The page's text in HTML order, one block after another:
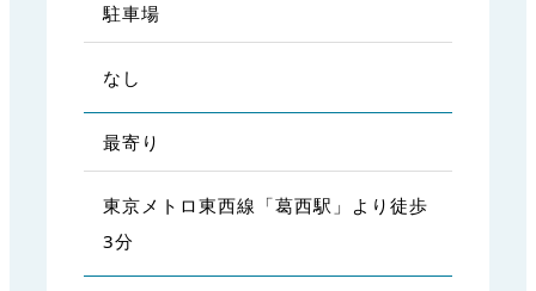
駐車場
なし
最寄り
東京メトロ東西線「葛西駅」より徒歩
3分